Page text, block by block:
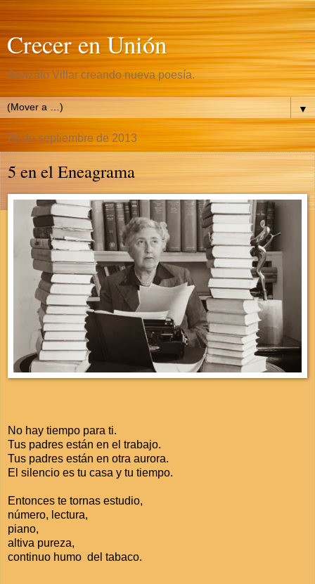
Crecer en Unión
Gonzalo Villar creando nueva poesía.
▼
26 de septiembre de 2013
5 en el Eneagrama
No hay tiempo para ti.
Tus padres están en el trabajo.
Tus padres están en otra aurora.
El silencio es tu casa y tu tiempo.
Entonces te tornas estudio,
número, lectura,
piano,
altiva pureza,
continuo humo del tabaco.